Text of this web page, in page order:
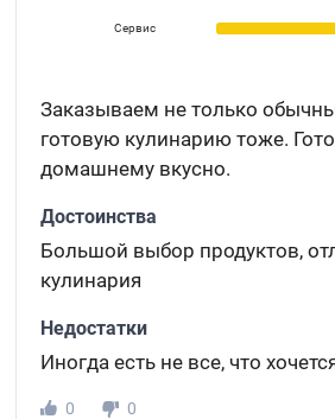
Сервис
Заказываем не только
готовую кулинарию тоже.
домашнему вкусно.
Достоинства
Большой выбор продуктов,
кулинария
Недостатки
Иногда есть не все, что
0
0